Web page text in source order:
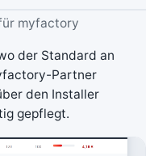
myfactory
der Standard an
Partner
den Installer
gepflegt.